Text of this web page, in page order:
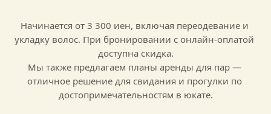
Начинается от 3 300 иен, включая переодевание и
укладку волос. При бронировании с онлайн‑оплатой
доступна скидка.
Мы также предлагаем планы аренды для пар —
отличное решение для свидания и прогулки по
достопримечательностям в юкате.